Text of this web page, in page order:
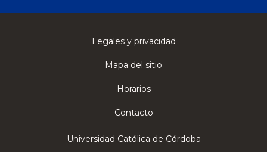
Legales y privacidad
Mapa del sitio
Horarios
Contacto
Universidad Católica de Córdoba